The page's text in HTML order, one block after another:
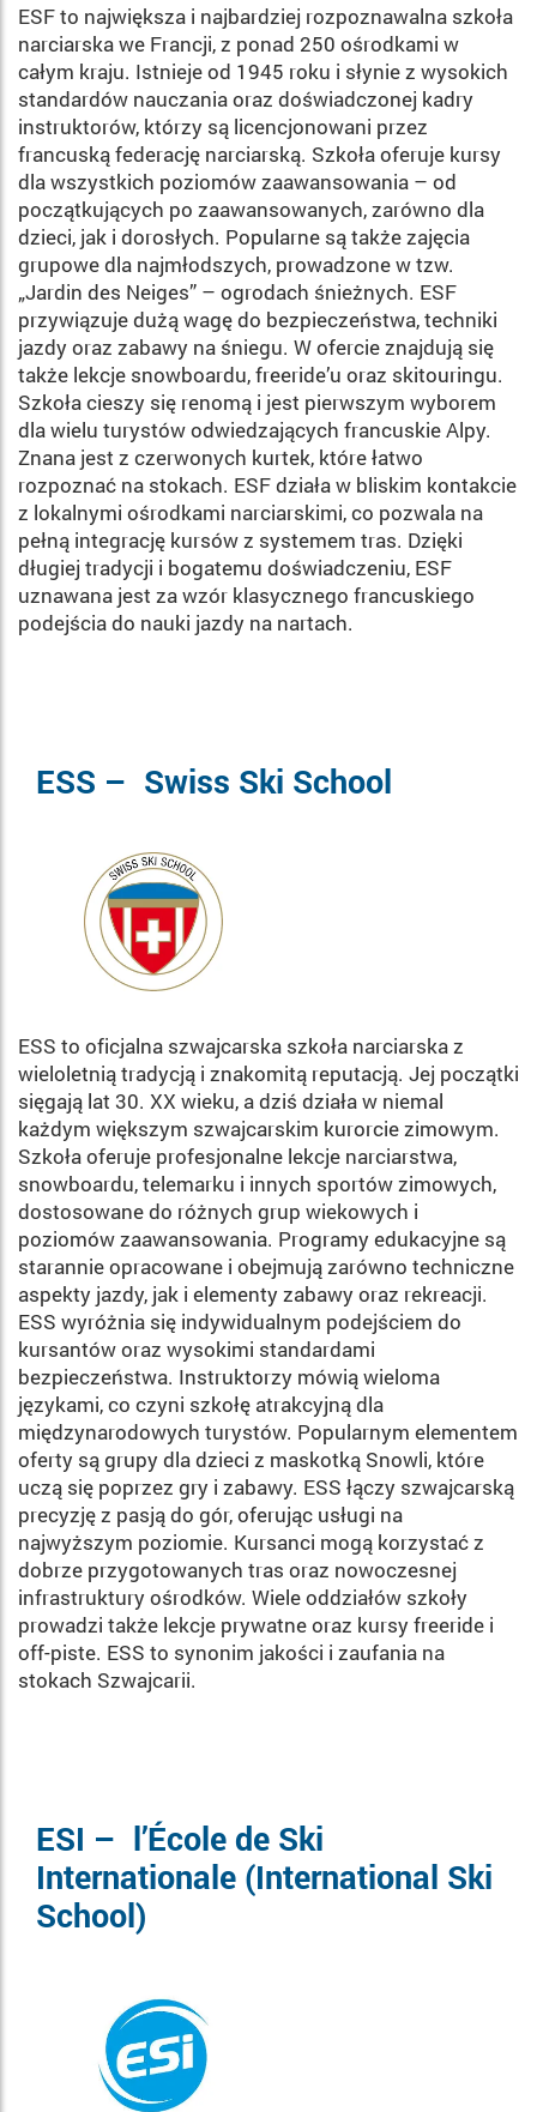
ESF to największa i najbardziej rozpoznawalna szkoła
narciarska we Francji, z ponad 250 ośrodkami w
całym kraju. Istnieje od 1945 roku i słynie z wysokich
standardów nauczania oraz doświadczonej kadry
instruktorów, którzy są licencjonowani przez
francuską federację narciarską. Szkoła oferuje kursy
dla wszystkich poziomów zaawansowania – od
początkujących po zaawansowanych, zarówno dla
dzieci, jak i dorosłych. Popularne są także zajęcia
grupowe dla najmłodszych, prowadzone w tzw.
„Jardin des Neiges” – ogrodach śnieżnych. ESF
przywiązuje dużą wagę do bezpieczeństwa, techniki
jazdy oraz zabawy na śniegu. W ofercie znajdują się
także lekcje snowboardu, freeride’u oraz skitouringu.
Szkoła cieszy się renomą i jest pierwszym wyborem
dla wielu turystów odwiedzających francuskie Alpy.
Znana jest z czerwonych kurtek, które łatwo
rozpoznać na stokach. ESF działa w bliskim kontakcie
z lokalnymi ośrodkami narciarskimi, co pozwala na
pełną integrację kursów z systemem tras. Dzięki
długiej tradycji i bogatemu doświadczeniu, ESF
uznawana jest za wzór klasycznego francuskiego
podejścia do nauki jazdy na nartach.
ESS – Swiss Ski School
ESS to oficjalna szwajcarska szkoła narciarska z
wieloletnią tradycją i znakomitą reputacją. Jej początki
sięgają lat 30. XX wieku, a dziś działa w niemal
każdym większym szwajcarskim kurorcie zimowym.
Szkoła oferuje profesjonalne lekcje narciarstwa,
snowboardu, telemarku i innych sportów zimowych,
dostosowane do różnych grup wiekowych i
poziomów zaawansowania. Programy edukacyjne są
starannie opracowane i obejmują zarówno techniczne
aspekty jazdy, jak i elementy zabawy oraz rekreacji.
ESS wyróżnia się indywidualnym podejściem do
kursantów oraz wysokimi standardami
bezpieczeństwa. Instruktorzy mówią wieloma
językami, co czyni szkołę atrakcyjną dla
międzynarodowych turystów. Popularnym elementem
oferty są grupy dla dzieci z maskotką Snowli, które
uczą się poprzez gry i zabawy. ESS łączy szwajcarską
precyzję z pasją do gór, oferując usługi na
najwyższym poziomie. Kursanci mogą korzystać z
dobrze przygotowanych tras oraz nowoczesnej
infrastruktury ośrodków. Wiele oddziałów szkoły
prowadzi także lekcje prywatne oraz kursy freeride i
off-piste. ESS to synonim jakości i zaufania na
stokach Szwajcarii.
ESI – l’École de Ski
Internationale (International Ski
School)